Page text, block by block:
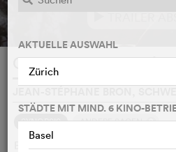
Connu de nos
SYNOPSIS ANDERE SAGEN 2
Beim Lesen der unzähligen
AKTUELLE AUSWAHL
Zürich
STÄDTE MIT MIND. 6 KINO-
Basel